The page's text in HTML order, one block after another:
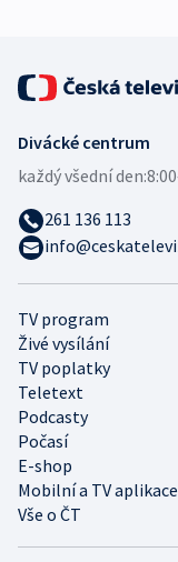
TV program
Živé vysílání
TV poplatky
Teletext
Podcasty
Počasí
E-shop
Mobilní a TV aplikace
Vše o ČT
Divácké centrum
každý všední den:
261 136 113